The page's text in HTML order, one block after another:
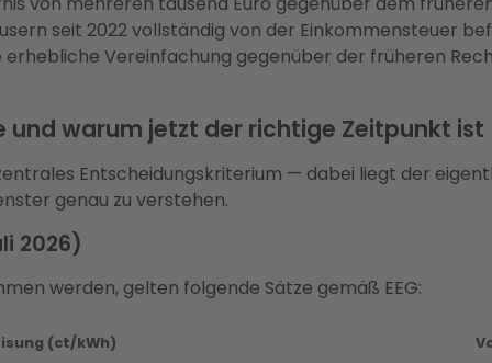
seit 2022 vollständig von der Einkommensteuer
Vereinfachung gegenüber der früheren
und warum jetzt der richtige Zeitpunkt ist
Entscheidungskriterium — dabei liegt der
genau zu verstehen.
2026)
werden, gelten folgende Sätze gemäß EEG:
(ct/kWh)